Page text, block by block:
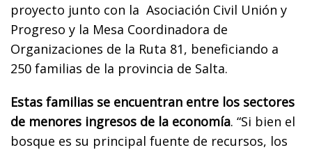
proyecto junto con la Asociación Civil Unión y
Progreso y la Mesa Coordinadora de
Organizaciones de la Ruta 81, beneficiando a
250 familias de la provincia de Salta.
Estas familias se encuentran entre los sectores
de menores ingresos de la economía. “Si bien el
bosque es su principal fuente de recursos, los